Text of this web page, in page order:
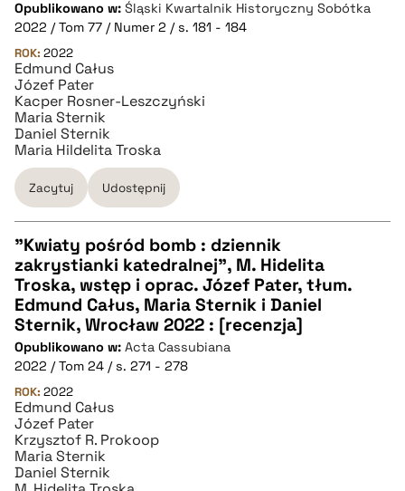
Opublikowano w: Śląski Kwartalnik Historyczny Sobótka
2022 / Tom 77 / Numer 2 / s. 181 - 184
ROK: 2022
Edmund Całus
Józef Pater
Kacper Rosner-Leszczyński
Maria Sternik
Daniel Sternik
Maria Hildelita Troska
Zacytuj Udostępnij
CZYSTY TEKST
pobierz cytat
BIBTEX
pobierz cytat
"Kwiaty pośród bomb : dziennik
zakrystianki katedralnej", M. Hidelita
Troska, wstęp i oprac. Józef Pater, tłum.
Edmund Całus, Maria Sternik i Daniel
Sternik, Wrocław 2022 : [recenzja]
Opublikowano w: Acta Cassubiana
2022 / Tom 24 / s. 271 - 278
ROK: 2022
Edmund Całus
Józef Pater
Krzysztof R. Prokoop
Maria Sternik
Daniel Sternik